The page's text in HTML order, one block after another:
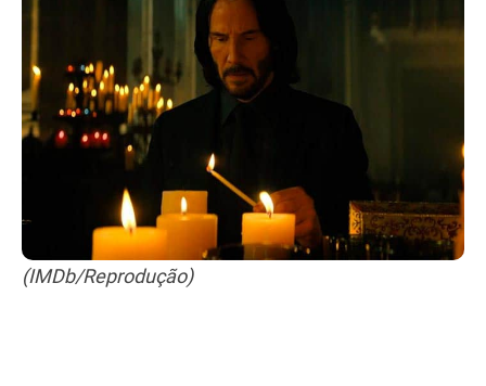
(IMDb/Reprodução)